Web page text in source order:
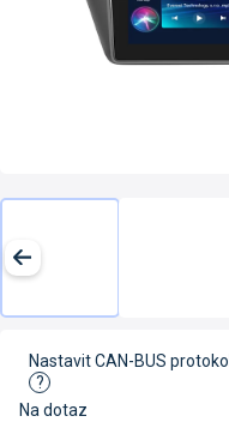
Na dotaz
Nastavit CAN-BUS protokol
?